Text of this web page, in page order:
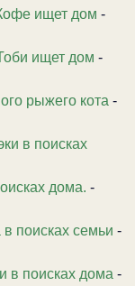
ищет дом -
ищет дом -
рыжего кота -
в поисках
дома. -
поисках семьи -
в поисках дома -